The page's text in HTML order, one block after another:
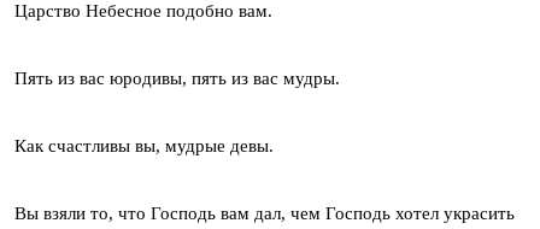
Царство Небесное подобно вам.
Пять из вас юродивы, пять из вас мудры.
Как счастливы вы, мудрые девы.
Вы взяли то, что Господь вам дал, чем Господь хотел украсить